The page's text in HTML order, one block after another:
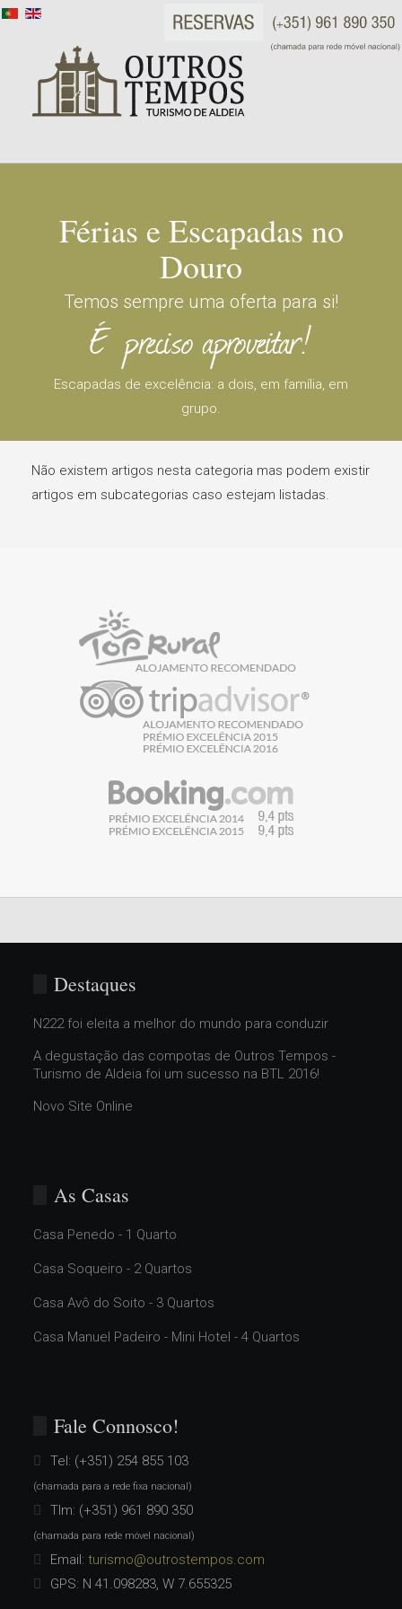
Férias e Escapadas no
Douro
Temos sempre uma oferta para si!
Escapadas de excelência: a dois, em família, em
grupo.
Não existem artigos nesta categoria mas podem existir
artigos em subcategorias caso estejam listadas.
Destaques
N222 foi eleita a melhor do mundo para conduzir
A degustação das compotas de Outros Tempos -
Turismo de Aldeia foi um sucesso na BTL 2016!
Novo Site Online
As Casas
Casa Penedo - 1 Quarto
Casa Soqueiro - 2 Quartos
Casa Avô do Soito - 3 Quartos
Casa Manuel Padeiro - Mini Hotel - 4 Quartos
Fale Connosco!
Tel: (+351) 254 855 103
(chamada para a rede fixa nacional)
Tlm: (+351) 961 890 350
(chamada para rede móvel nacional)
Email: turismo@outrostempos.com
GPS: N 41.098283, W 7.655325